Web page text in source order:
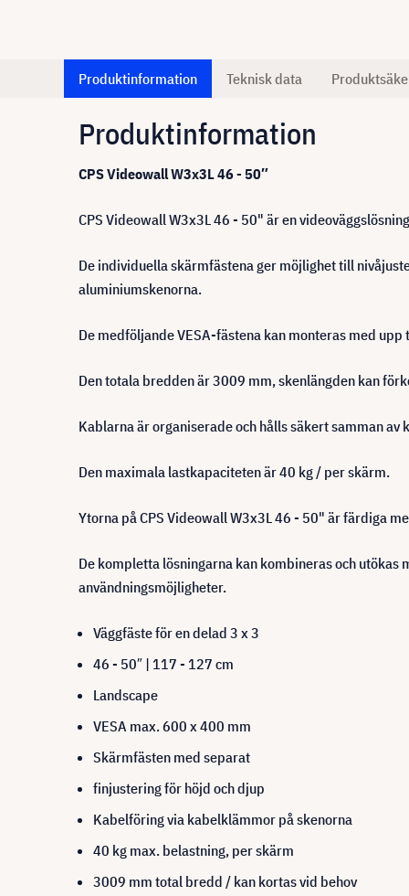
Produktinformation Teknisk data
Produktinformation
CPS Videowall W3x3L 46 - 50″
CPS Videowall W3x3L 46 - 50" är en
De individuella skärmfästena ger möjlighet till
aluminiumskenorna.
De medföljande VESA-fästena kan monteras med
Den totala bredden är 3009 mm, skenlängden kan
Kablarna är organiserade och hålls säkert samman
Den maximala lastkapaciteten är 40 kg / per skärm.
Ytorna på CPS Videowall W3x3L 46 - 50" är färdiga
De kompletta lösningarna kan kombineras och
användningsmöjligheter.
Väggfäste för en delad 3 x 3
46 - 50″ | 117 - 127 cm
Landscape
VESA max. 600 x 400 mm
Skärmfästen med separat
finjustering för höjd och djup
Kabelföring via kabelklämmor på skenorna
40 kg max. belastning, per skärm
3009 mm total bredd / kan kortas vid behov